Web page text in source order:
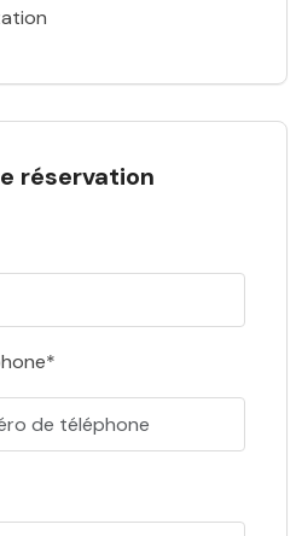
réservation